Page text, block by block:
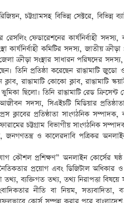
চট্টগ্রামসহ বিভিন্ন সেক্টরে, বিভিন্ন
ফেডারেশনের কার্যনির্বাহী সদস্য,
কমিটির সদস্য, জাতীয় ক্রীড়া
ক্রীড়া সংস্থার সাধারন পরিষদের সদস্য,
তিনি প্রতিষ্ঠা করেছেন রাঙামাটি জুডো
রাঙামাটি কোকো ক্লাব, রাঙামাটি
ছিলো। তিনি রাঙামাটি রেড ক্রিসেন্ট
সদস্য, সিএইচটি মিডিয়ার
প্রতিণ্ঠাতা সাংগঠনিক সম্পাদক,
চট্টগ্রাম বিভাগীয় সাংগঠনিক
জনগণতন্ত্র ও কালেরদাবি পত্রিকর
কৌশল প্রশিক্ষণ” অনলাইন কোর্সের
প্রয়োগ এবং ডিজিটাল অধিকার ও
তথ্য, ব্যক্তিগত তথ্য, তথ্য নিরাপত্তা
নীতি বা নিয়ম, সত্যবাদিতা,